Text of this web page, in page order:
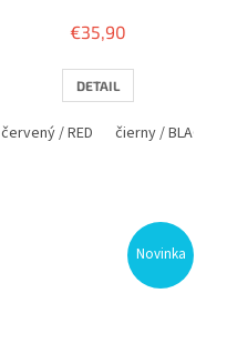
€35,90
DETAIL
červený / RED čierny / BLACK
Novinka